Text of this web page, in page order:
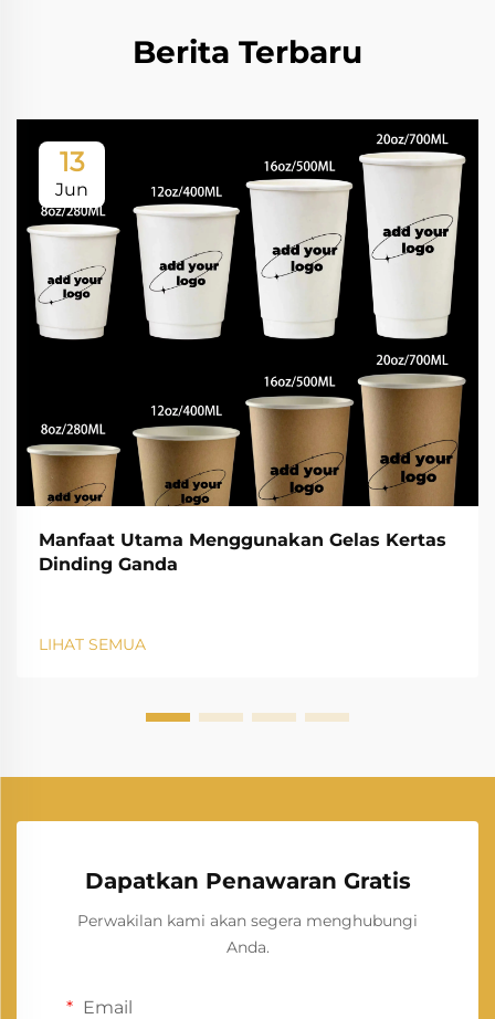
Berita Terbaru
13
Jun
Manfaat Utama Menggunakan Gelas Kertas
Dinding Ganda
LIHAT SEMUA
Dapatkan Penawaran Gratis
Perwakilan kami akan segera menghubungi
Anda.
Email